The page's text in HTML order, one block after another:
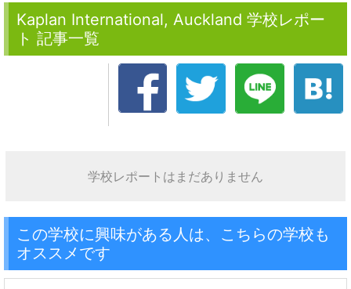
Kaplan International, Auckland 学校レポー
ト 記事一覧
学校レポートはまだありません
この学校に興味がある人は、こちらの学校も
オススメです